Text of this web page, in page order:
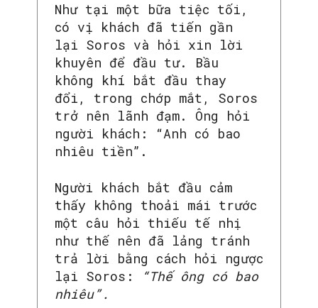
SEARCH...
Như tại một bữa tiệc tối,
có vị khách đã tiến gần
lại Soros và hỏi xin lời
khuyên để đầu tư. Bầu
không khí bắt đầu thay
đổi, trong chớp mắt, Soros
trở nên lãnh đạm. Ông hỏi
người khách: “Anh có bao
nhiêu tiền”.
Người khách bắt đầu cảm
thấy không thoải mái trước
một câu hỏi thiếu tế nhị
như thế nên đã lảng tránh
trả lời bằng cách hỏi ngược
lại Soros:
“Thế ông có bao
nhiêu”.